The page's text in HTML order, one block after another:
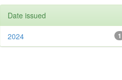
Date issued
1
2024